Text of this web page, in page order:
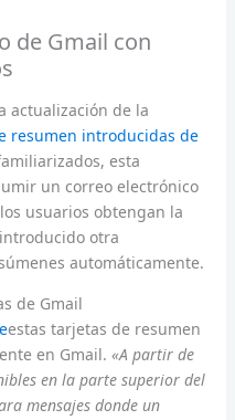
de Gmail con
actualización de la
resumen introducidas de
esta
un correo electrónico
usuarios obtengan la
otra
automáticamente.
de Gmail
estas tarjetas de resumen
en Gmail. «A partir de
en la parte superior del
mensajes donde un